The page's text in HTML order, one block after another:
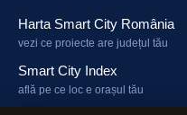
Harta Smart City România
vezi ce proiecte are județul tău
Smart City Index
află pe ce loc e orașul tău